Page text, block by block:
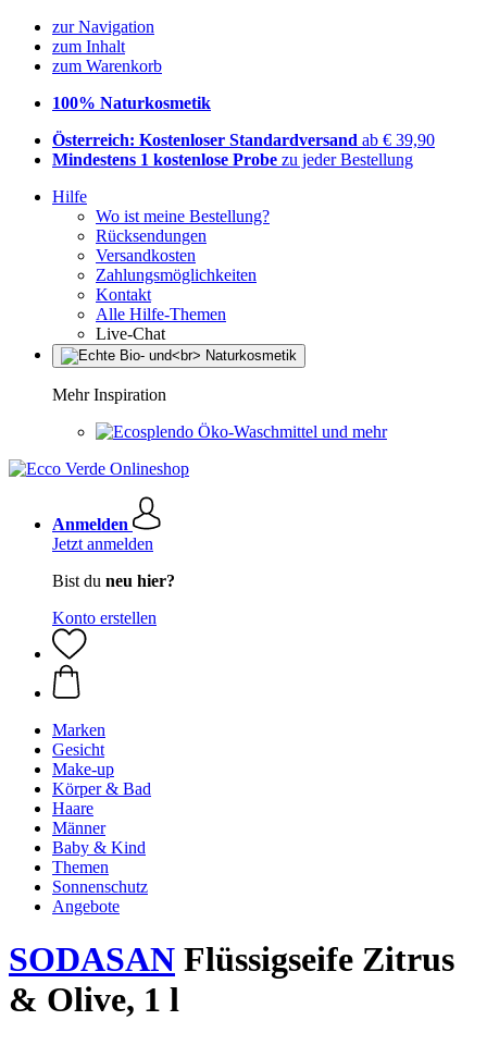
zur Navigation
zum Inhalt
zum Warenkorb
100% Naturkosmetik
Österreich: Kostenloser Standardversand ab € 39,90
Mindestens 1 kostenlose Probe zu jeder Bestellung
Hilfe
Wo ist meine Bestellung?
Rücksendungen
Versandkosten
Zahlungsmöglichkeiten
Kontakt
Alle Hilfe-Themen
Live-Chat
Mehr Inspiration
Öko-Waschmittel und mehr
Anmelden
Jetzt anmelden
Bist du neu hier?
Konto erstellen
Marken
Gesicht
Make-up
Körper & Bad
Haare
Männer
Baby & Kind
Themen
Sonnenschutz
Angebote
SODASAN Flüssigseife Zitrus
& Olive, 1 l